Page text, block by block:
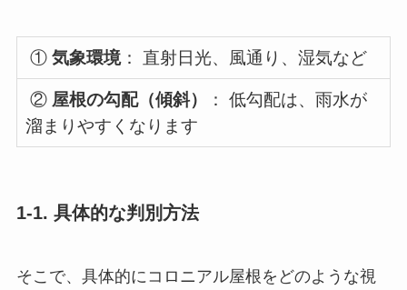
① 気象環境： 直射日光、風通り、湿気など
② 屋根の勾配（傾斜）
： 低勾配は、雨水が
溜まりやすくなります
1-1. 具体的な判別方法
そこで、具体的にコロニアル屋根をどのような視